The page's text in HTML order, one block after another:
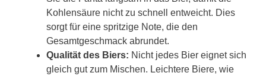
Kohlensäure nicht zu schnell entweicht. Dies
sorgt für eine spritzige Note, die den
Gesamtgeschmack abrundet.
Qualität des Biers: Nicht jedes Bier eignet sich
gleich gut zum Mischen. Leichtere Biere, wie